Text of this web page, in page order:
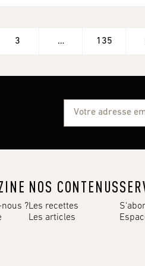
3 … 135
?
NOS CONTENUS
Les recettes
Les articles